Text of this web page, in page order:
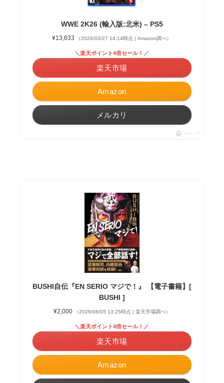
WWE 2K26 (輸入版:北米) – PS5
¥13,633 （2026/03/27 14:14時点 | Amazon調べ）
Amazon
＼楽天ポイント4倍セール！／
楽天市場
メルカリ
ポチップ
BUSHI自伝『EN SERIO マジで！』 【電子書籍】[
BUSHI ]
¥2,000 （2026/08/05 13:25時点 | 楽天市場調べ）
Amazon
＼楽天ポイント4倍セール！／
楽天市場